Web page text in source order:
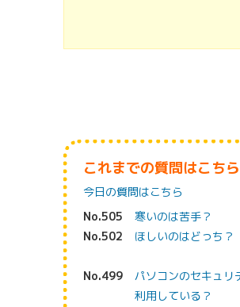
これまでの質問はこち
今日の質問はこちら
No.505
寒いのは苦手？
No.502
ほしいのはどっち？
No.499
パソコンのセキュリ
利用している？